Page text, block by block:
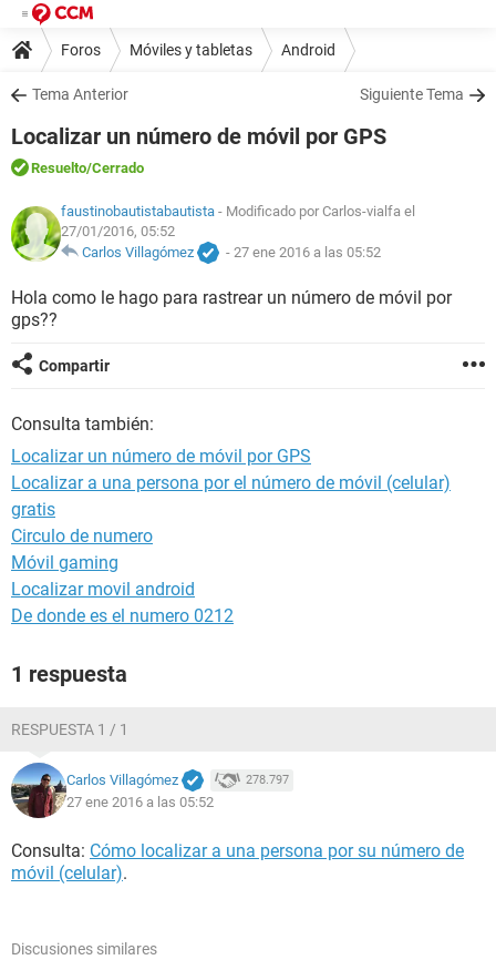
Foros Móviles y tabletas Android
Tema Anterior Siguiente Tema
Localizar un número de móvil por GPS
Resuelto/Cerrado
faustinobautistabautista - Modificado por Carlos-vialfa el
27/01/2016, 05:52
Carlos Villagómez
-27 ene 2016 a las 05:52
Hola como le hago para rastrear un número de móvil por
gps??
Compartir
Consulta también:
Localizar un número de móvil por GPS
Localizar a una persona por el número de móvil (celular)
gratis
Circulo de numero
Móvil gaming
Localizar movil android
De donde es el numero 0212
1 respuesta
RESPUESTA 1 / 1
Carlos Villagómez 278.797
27 ene 2016 a las 05:52
Consulta: Cómo localizar a una persona por su número de
móvil (celular).
Discusiones similares